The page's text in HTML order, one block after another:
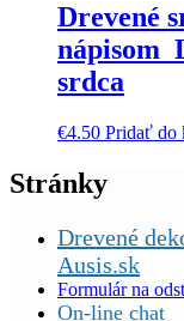
Drevené
nápisom
srdca
€4.50 Pridať do
Stránky
Drevené
Ausis.sk
Formulár na
On-line chat